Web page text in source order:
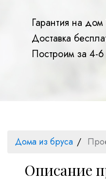
Гарантия на дом
Доставка
Построим за 4-
Дома из бруса
Описание